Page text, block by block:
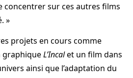
concentrer sur ces autres films
»
projets en cours comme
graphiqueL’Incalet un film dans
ainsi que l’adaptation du